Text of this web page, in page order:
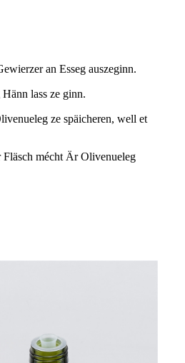
an Esseg auszeginn.
lass ze ginn.
ze späicheren, well et
Fläsch mécht Är Olivenueleg